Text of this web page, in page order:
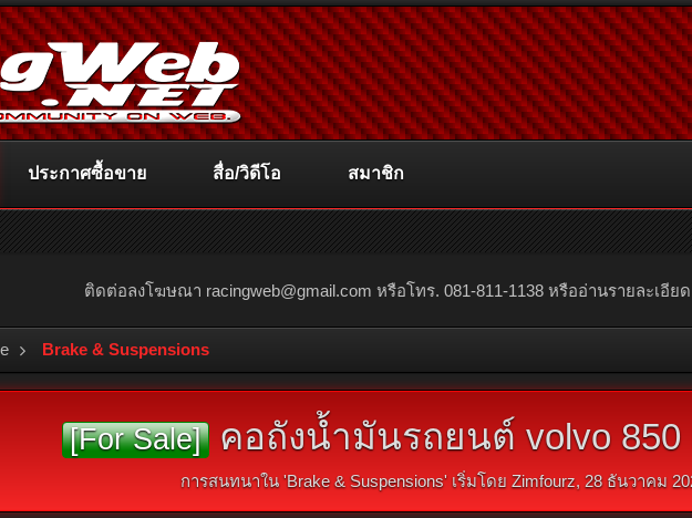
ติดต่อลงโฆษณา racingweb@gmail.com หรือโทร. 081-811-1138 หรืออ่านรายละเอีย
Brake & Suspensions
[For Sale] คอถังน้ำมันรถยนต์ volvo
การสนทนาใน 'Brake & Suspensions' เริ่มโดย Zimfourz, 28 ธันวาคม
ประกาศซื้อขาย สื่อ/วิดีโอ สมาชิก